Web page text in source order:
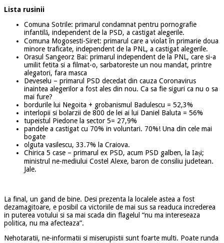
Lista rusinii
Comuna Sotrile: primarul condamnat pentru pornografie
infantilă, independent de la PSD, a castigat alegerile.
Comuna Mogosesti-Siret: primarul care a violat în primarie doua
minore traficate, independent de la PNL, a castigat alegerile.
Orasul Sangeorz Bai: primarul independent de la PNL, care si-a
umilit fetita si a filmat-o, sarbatoreste un nou mandat, printre
alegatori, fara masca
Deveselu – primarul PSD decedat din cauza Coronavirus
inaintea alegerilor a fost ales din nou. Ca sa fie siguri ca nu o sa
mai fure?
bordurile lui Negoita + grobanismul Badulescu = 52,3%
interlopii si bolarzii de 800 de lei ai lui Daniel Baluta = 56%
tupeistul Piedone la sector 5= 27,9%
pandele a castigat cu 70% in voluntari. 70%! Una din cele mai
bogate
olguta vasilescu, 33.7% la Craiova.
Chirica 5 case – primarul ex PSD, acum PSD galben, la Iași;
ministrul ne-mediului Costel Alexe, baron de consiliu judetean.
Jale.
La final, un gand de bine. Desi prezenta la localele astea a fost
dezamagitoare, e posibil ca victoriile de mai sus sa readuca increderea
in puterea votului si sa mai scada din flagelul “nu ma intereseaza
politica, nu ma afecteaza”.
Nehotaratii, ne-informatii si miserupistii sunt foarte multi. Poate runda